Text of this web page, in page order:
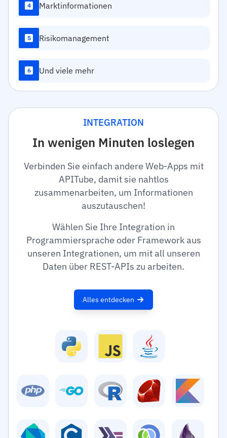
4 Marktinformationen
5 Risikomanagement
6 Und viele mehr
INTEGRATION
In wenigen Minuten loslegen
Verbinden Sie einfach andere Web-Apps mit
APITube, damit sie nahtlos
zusammenarbeiten, um Informationen
auszutauschen!
Wählen Sie Ihre Integration in
Programmiersprache oder Framework aus
unseren Integrationen, um mit all unseren
Daten über REST-APIs zu arbeiten.
Alles entdecken